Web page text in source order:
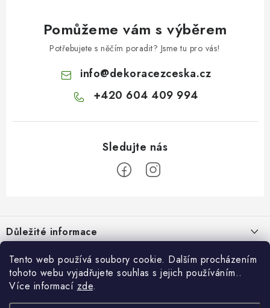
Tento web používá soubory cookie. Dalším procházením
tohoto webu vyjadřujete souhlas s jejich používáním..
Více informací zde.
Pomůžeme vám s výběrem
Potřebujete s něčím poradit? Jsme tu pro vás!
info@dekoracezceska.cz
+420 604 409 994
pDůležité informace
Doprava a platba
Obchodní podmínky
Vrácení zboží
Pro zákazníky
Svatební dárkový box pro novomanžele - překvapte originálním
dárkem!
Blog